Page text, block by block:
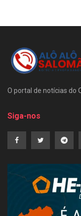
O portal de notícias do
Siga-nos